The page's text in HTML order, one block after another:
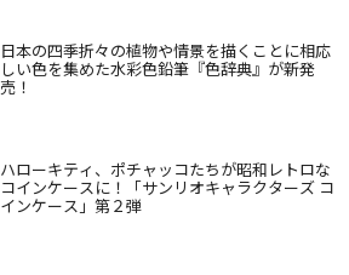
日本の四季折々の植物や情景を描くことに相応
しい色を集めた水彩色鉛筆『色辞典』が新発
売！
ハローキティ、ポチャッコたちが昭和レトロな
コインケースに！「サンリオキャラクターズ コ
インケース」第２弾